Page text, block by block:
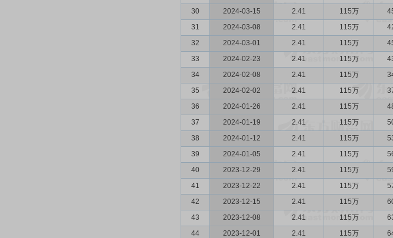
30
2024-03-15 2.41 115万
31
2024-03-08 2.41 115万
32
2024-03-01 2.41 115万
33
2024-02-23 2.41 115万
34
2024-02-08 2.41 115万
35
2024-02-02 2.41 115万
36
2024-01-26 2.41 115万
37
2024-01-19 2.41 115万
38
2024-01-12 2.41 115万
39
2024-01-05 2.41 115万
40
2023-12-29 2.41 115万
41
2023-12-22 2.41 115万
42
2023-12-15 2.41 115万
43
2023-12-08 2.41 115万
44
2023-12-01 2.41 115万